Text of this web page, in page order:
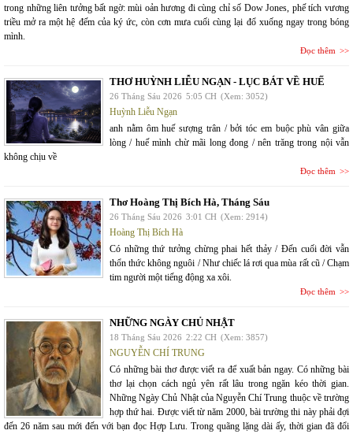
trong những liên tưởng bất ngờ: mùi oản hương đi cùng chỉ số Dow Jones, phế tích vương
triều mở ra một hệ đếm của ký ức, còn cơn mưa cuối cùng lại đổ xuống ngay trong bóng
mình.
Đọc thêm
THƠ HUỲNH LIỄU NGẠN - LỤC BÁT VỀ HUẾ
26 Tháng Sáu 2026 5:05 CH (Xem: 3052)
Huỳnh Liễu Ngạn
anh nằm ôm huế sượng trân / bởi tóc em buộc phù vân giữa
lòng / huế mình chừ mãi long đong / nên trăng trong nội vẫn
không chịu về
Đọc thêm
Thơ Hoàng Thị Bích Hà, Tháng Sáu
26 Tháng Sáu 2026 3:01 CH (Xem: 2914)
Hoàng Thị Bích Hà
Có những thứ tưởng chừng phai hết thảy / Đến cuối đời vẫn
thổn thức không nguôi / Như chiếc lá rơi qua mùa rất cũ / Chạm
tim người một tiếng động xa xôi.
Đọc thêm
NHỮNG NGÀY CHỦ NHẬT
18 Tháng Sáu 2026 2:22 CH (Xem: 3857)
NGUYỄN CHÍ TRUNG
Có những bài thơ được viết ra để xuất bản ngay. Có những bài
thơ lại chọn cách ngủ yên rất lâu trong ngăn kéo thời gian.
Những Ngày Chủ Nhật của Nguyễn Chí Trung thuộc về trường
hợp thứ hai. Được viết từ năm 2000, bài trường thi này phải đợi
đến 26 năm sau mới đến với bạn đọc Hợp Lưu. Trong quãng lặng dài ấy, thời gian đã đổi